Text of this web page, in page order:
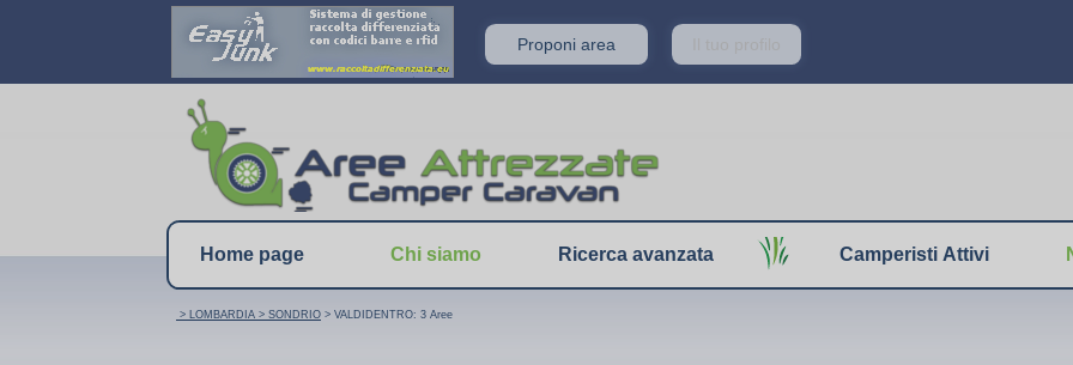
Proponi area
Home page Chi siamo Ricerca avanzata Camperisti Attivi
> LOMBARDIA > SONDRIO > VALDIDENTRO: 3 Aree